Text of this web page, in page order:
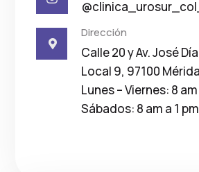

Dirección
Calle 20 y Av. José
Local 9, 97100
Lunes – Viernes: 8
Sábados: 8 am a 1 pm